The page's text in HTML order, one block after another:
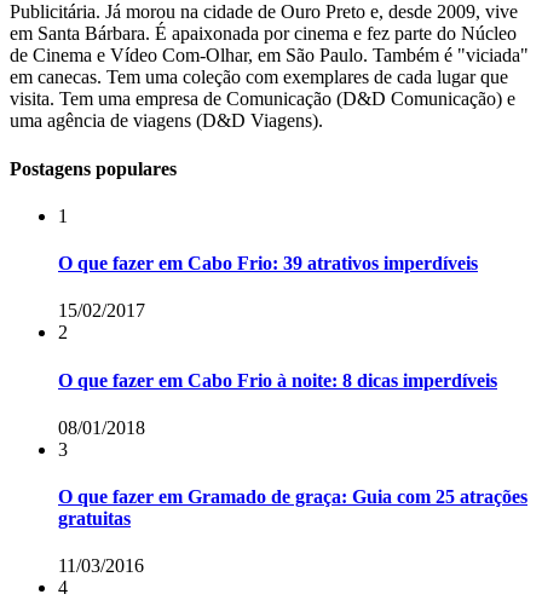
Publicitária. Já morou na cidade de Ouro Preto e, desde 2009, vive
em Santa Bárbara. É apaixonada por cinema e fez parte do Núcleo
de Cinema e Vídeo Com-Olhar, em São Paulo. Também é "viciada"
em canecas. Tem uma coleção com exemplares de cada lugar que
visita. Tem uma empresa de Comunicação (D&D Comunicação) e
uma agência de viagens (D&D Viagens).
Postagens populares
1
O que fazer em Cabo Frio: 39 atrativos imperdíveis
15/02/2017
2
O que fazer em Cabo Frio à noite: 8 dicas imperdíveis
08/01/2018
3
O que fazer em Gramado de graça: Guia com 25 atrações
gratuitas
11/03/2016
4